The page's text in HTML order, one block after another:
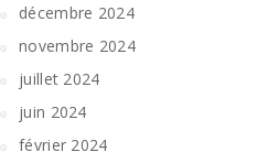
décembre 2024
novembre 2024
juillet 2024
juin 2024
février 2024